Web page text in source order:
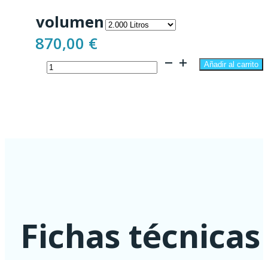
430,00 €
volumen
870,00 €
Fosa
Añadir al carrito
Fichas técnicas